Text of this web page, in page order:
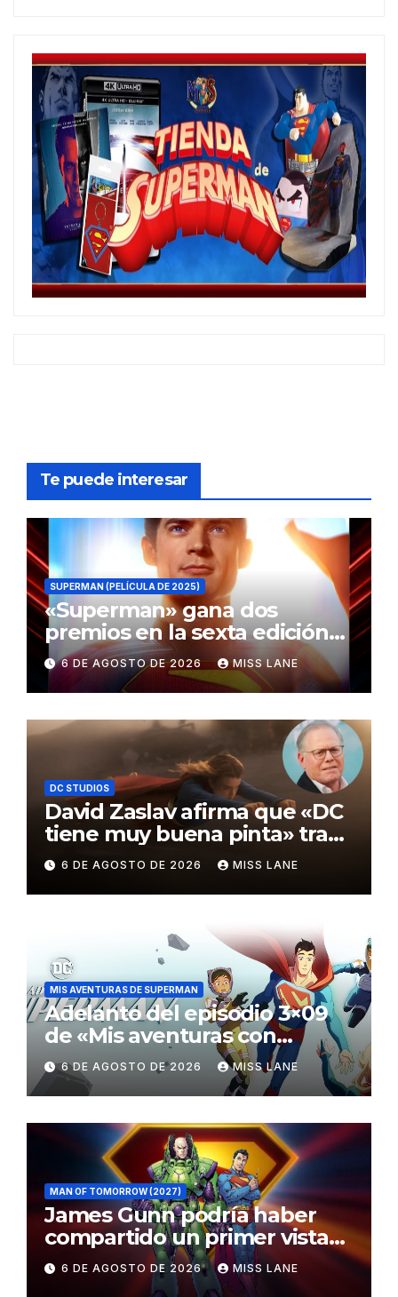
Te puede interesar
SUPERMAN (PELÍCULA DE 2025)
«Superman» gana dos
premios en la sexta edición
de los Critics Choice Super
Awards
6 DE AGOSTO DE 2026 MISS LANE
DC STUDIOS
David Zaslav afirma que «DC
tiene muy buena pinta» tras
el fracaso de «Supergirl»
6 DE AGOSTO DE 2026 MISS LANE
MIS AVENTURAS DE SUPERMAN
Adelanto del episodio 3×09
de «Mis aventuras con
Superman»
6 DE AGOSTO DE 2026 MISS LANE
MAN OF TOMORROW (2027)
James Gunn podría haber
compartido un primer vistazo
al traje de Brainiac
6 DE AGOSTO DE 2026 MISS LANE